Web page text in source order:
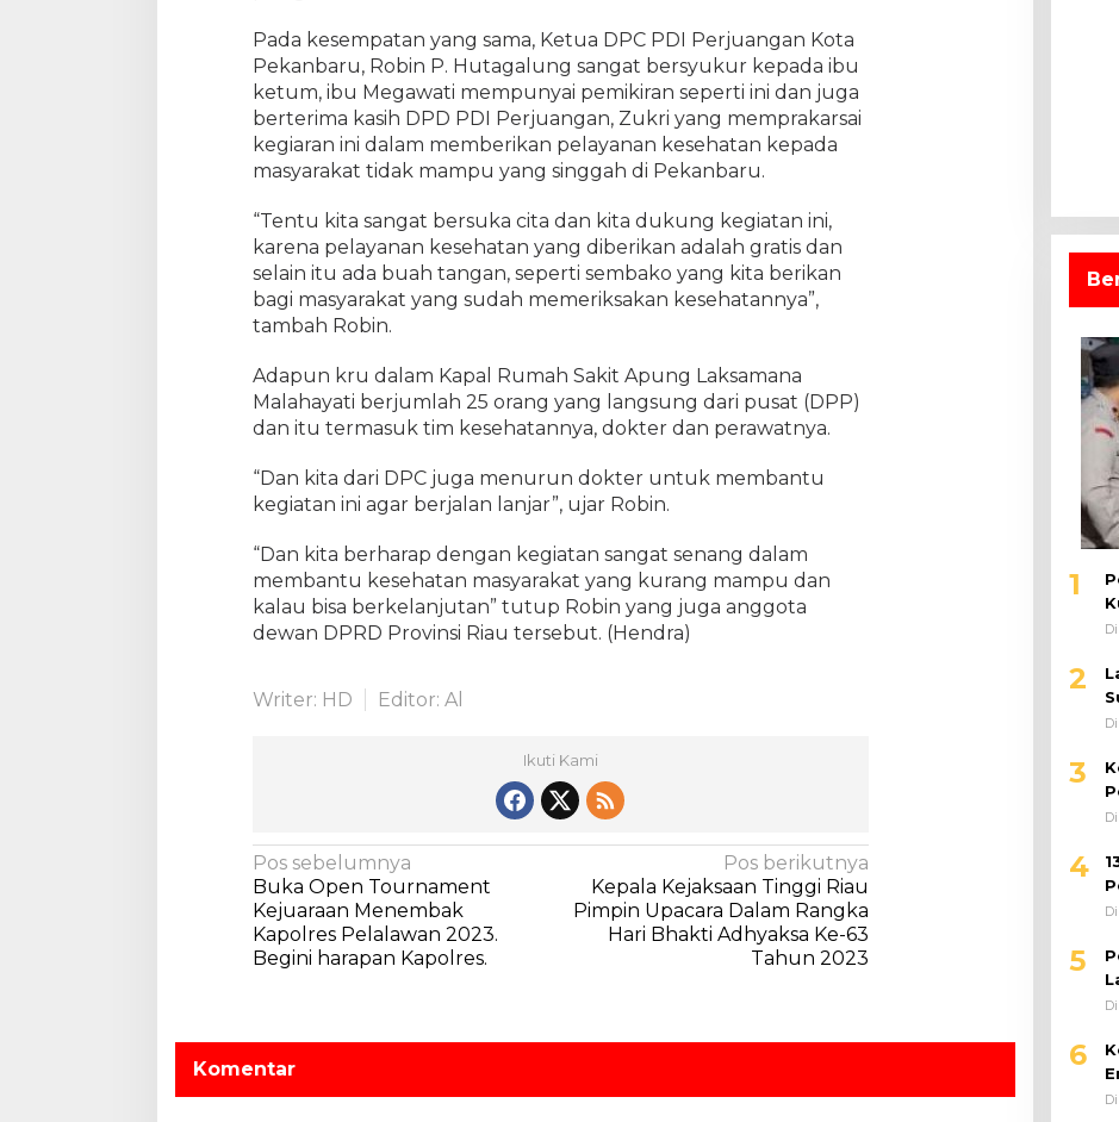
m
a
h
S
a
k
p
u
n
g
k
s
m
a
a
l
a
y
Pada kesempatan yang sama, Ketua DPC PDI Perjuangan Kota
Pekanbaru, Robin P. Hutagalung sangat bersyukur kepada ibu
ketum, ibu Megawati mempunyai pemikiran seperti ini dan juga
berterima kasih DPD PDI Perjuangan, Zukri yang memprakarsai
kegiaran ini dalam memberikan pelayanan kesehatan kepada
masyarakat tidak mampu yang singgah di Pekanbaru.
“Tentu kita sangat bersuka cita dan kita dukung kegiatan ini,
karena pelayanan kesehatan yang diberikan adalah gratis dan
selain itu ada buah tangan, seperti sembako yang kita berikan
bagi masyarakat yang sudah memeriksakan kesehatannya”,
tambah Robin.
Adapun kru dalam Kapal Rumah Sakit Apung Laksamana
Malahayati berjumlah 25 orang yang langsung dari pusat (DPP)
dan itu termasuk tim kesehatannya, dokter dan perawatnya.
“Dan kita dari DPC juga menurun dokter untuk membantu
kegiatan ini agar berjalan lanjar”, ujar Robin.
“Dan kita berharap dengan kegiatan sangat senang dalam
membantu kesehatan masyarakat yang kurang mampu dan
kalau bisa berkelanjutan” tutup Robin yang juga anggota
dewan DPRD Provinsi Riau tersebut. (Hendra)
Writer: HD Editor: Al
Ikuti Kami
N
a
v
i
a
s
i
Pos sebelumnya
Buka Open Tournament
Kejuaraan Menembak
Kapolres Pelalawan 2023.
Begini harapan Kapolres.
Pos berikutnya
Kepala Kejaksaan Tinggi Riau
Pimpin Upacara Dalam Rangka
Hari Bhakti Adhyaksa Ke-63
Tahun 2023
Komentar
1
2
3
4
5
6